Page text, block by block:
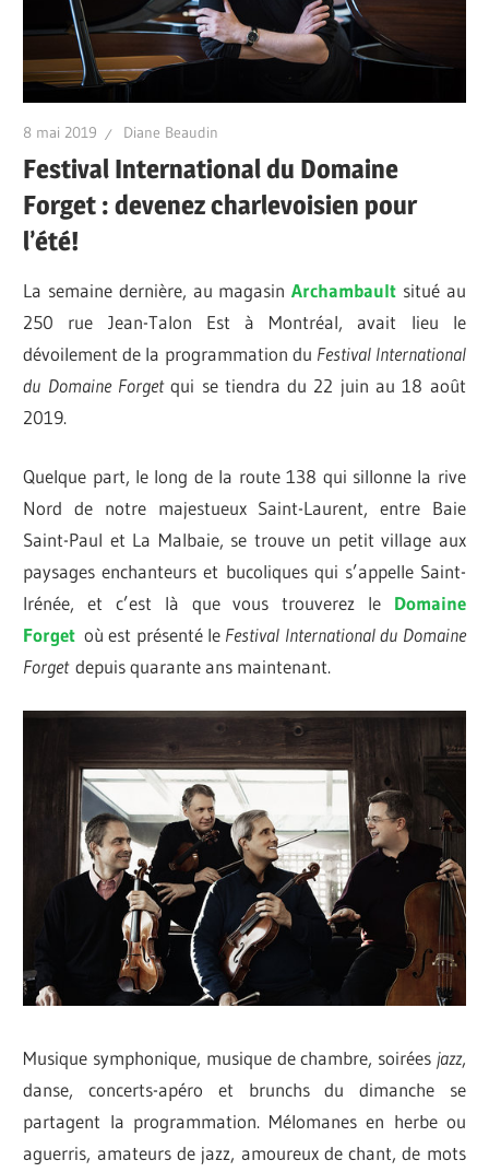
8 mai 2019 Diane Beaudin
Festival International du Domaine
Forget : devenez charlevoisien pour
l’été!
La semaine dernière, au magasinArchambault situé au
250 rue Jean-Talon Est à Montréal, avait lieu le
dévoilement de la programmation du Festival International
du Domaine Forgetqui se tiendra du 22 juin au 18 août
2019.
Quelque part, le long de la route 138 qui sillonne la rive
Nord de notre majestueux Saint-Laurent, entre Baie
Saint-Paul et La Malbaie, se trouve un petit village aux
paysages enchanteurs et bucoliques qui s’appelle Saint-
Irénée, et c’est là que vous trouverez le Domaine
Forget où est présenté le Festival International du Domaine
Forgetdepuis quarante ans maintenant.
Musique symphonique, musique de chambre, soirées jazz,
danse, concerts-apéro et brunchs du dimanche se
partagent la programmation. Mélomanes en herbe ou
aguerris, amateurs de jazz, amoureux de chant, de mots